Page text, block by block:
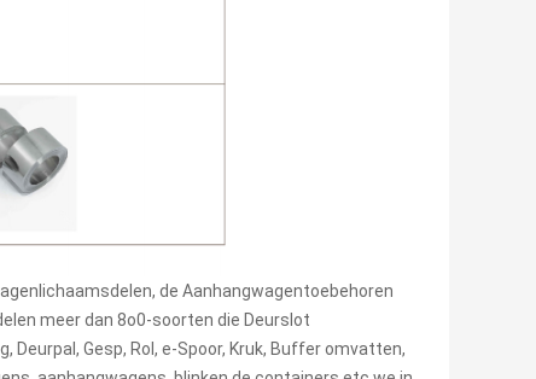
de Aanhangwagentoebehoren
meer dan 8o0-soorten die Deurslot
Gesp, Rol, e-Spoor, Kruk, Buffer omvatten,